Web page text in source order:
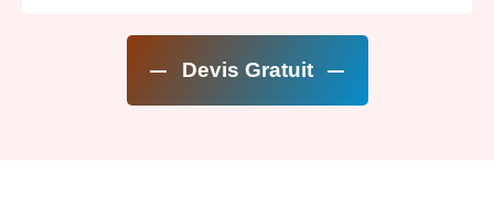
Devis Gratuit